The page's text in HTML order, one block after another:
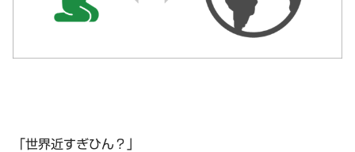
「世界近すぎひん？」